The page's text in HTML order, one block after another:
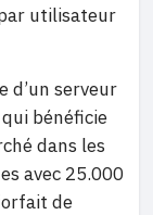
utilisateur
serveur
bénéficie
dans les
avec 25.000
de